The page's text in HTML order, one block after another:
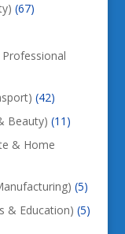
(67)
(42)
Beauty) (11)
& Home
(5)
& Education) (5)